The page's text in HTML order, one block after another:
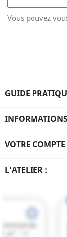
Vous pouvez
GUIDE
INFORMATIONS
VOTRE COMPTE
L'ATELIER :